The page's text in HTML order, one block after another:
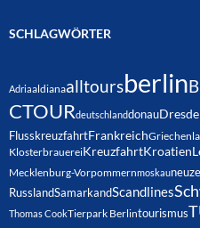
SCHLAGWÖRTER
Adriaaldianaalltoursberlin
CTOURdeutschlanddonau
FlusskreuzfahrtFrankreich
KlosterbrauereiKreuzfahrtKroatien
Mecklenburg-Vorpommernmoskau
RusslandSamarkandScandlines
Thomas CookTierpark Berlintourismus